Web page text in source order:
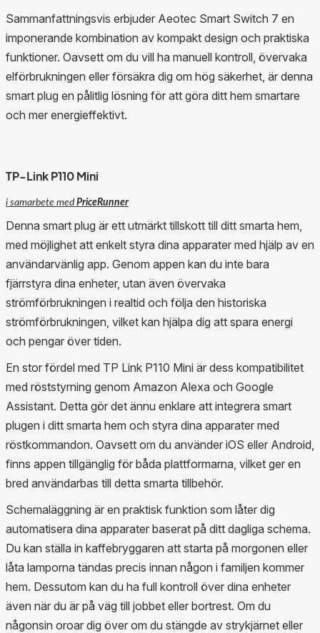
Sammanfattningsvis erbjuder Aeotec Smart Switch 7 en
imponerande kombination av kompakt design och praktiska
funktioner. Oavsett om du vill ha manuell kontroll, övervaka
elförbrukningen eller försäkra dig om hög säkerhet, är denna
smart plug en pålitlig lösning för att göra ditt hem smartare
och mer energieffektivt.
TP-Link P110 Mini
i samarbete medPriceRunner
Denna smart plug är ett utmärkt tillskott till ditt smarta hem,
med möjlighet att enkelt styra dina apparater med hjälp av en
användarvänlig app. Genom appen kan du inte bara
fjärrstyra dina enheter, utan även övervaka
strömförbrukningen i realtid och följa den historiska
strömförbrukningen, vilket kan hjälpa dig att spara energi
och pengar över tiden.
En stor fördel med TP Link P110 Mini är dess kompatibilitet
med röststyrning genom Amazon Alexa och Google
Assistant. Detta gör det ännu enklare att integrera smart
plugen i ditt smarta hem och styra dina apparater med
röstkommandon. Oavsett om du använder iOS eller Android,
finns appen tillgänglig för båda plattformarna, vilket ger en
bred användarbas till detta smarta tillbehör.
Schemaläggning är en praktisk funktion som låter dig
automatisera dina apparater baserat på ditt dagliga schema.
Du kan ställa in kaffebryggaren att starta på morgonen eller
låta lamporna tändas precis innan någon i familjen kommer
hem. Dessutom kan du ha full kontroll över dina enheter
även när du är på väg till jobbet eller bortrest. Om du
någonsin oroar dig över om du stängde av strykjärnet eller